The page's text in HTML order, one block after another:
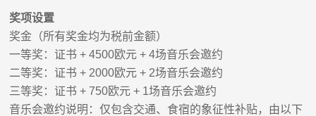
奖项设置
奖金（所有奖金均为税前金额）
一等奖：证书 + 4500欧元+ 4场音乐会邀约
二等奖：证书 + 2000欧元+ 2场音乐会邀约
三等奖：证书 + 750欧元+ 1场音乐会邀约
音乐会邀约说明：仅包含交通、食宿的象征性补贴，由以下